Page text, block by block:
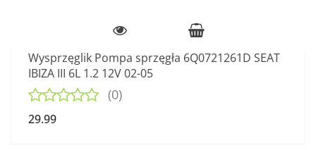
Wysprzęglik Pompa sprzęgła 6Q0721261D SEAT
IBIZA III 6L 1.2 12V 02-05
(0)
29.99